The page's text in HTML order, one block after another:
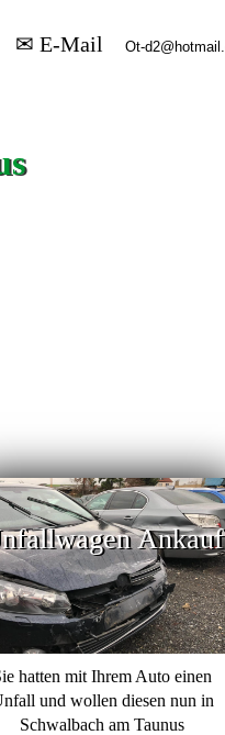
✉ E-Mail
Ankauf
hatten mit Ihrem Auto einen
und wollen diesen nun in
Schwalbach am Taunus